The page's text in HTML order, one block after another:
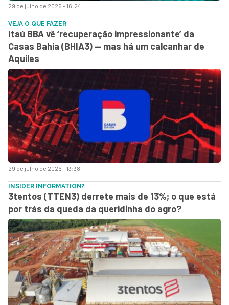
29 de julho de 2026 - 16:24
29 de julho de 2026 - 13:38
VEJA O QUE FAZER
Itaú BBA vê ‘recuperação impressionante’ da
Casas Bahia (BHIA3) — mas há um calcanhar de
Aquiles
INSIDER INFORMATION?
3tentos (TTEN3) derrete mais de 13%; o que está
por trás da queda da queridinha do agro?